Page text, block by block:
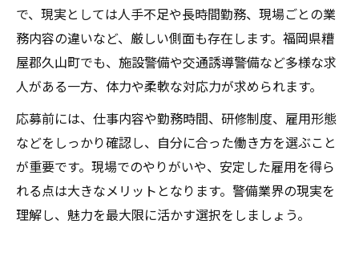
で、現実としては人手不足や長時間勤務、現場ごとの業
務内容の違いなど、厳しい側面も存在します。福岡県糟
屋郡久山町でも、施設警備や交通誘導警備など多様な求
人がある一方、体力や柔軟な対応力が求められます。
応募前には、仕事内容や勤務時間、研修制度、雇用形態
などをしっかり確認し、自分に合った働き方を選ぶこと
が重要です。現場でのやりがいや、安定した雇用を得ら
れる点は大きなメリットとなります。警備業界の現実を
理解し、魅力を最大限に活かす選択をしましょう。